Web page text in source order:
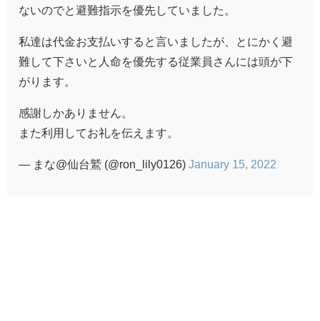
ないのでと避難指示を優先していました。
私達は代金お支払いすると言いましたが、とにかく避
難して下さいと人命を優先する従業員さんには頭が下
がります。
感謝しかありません。
また利用してお礼を伝えます。
— まな@仙台鷲 (@ron_lily0126) January 15, 2022